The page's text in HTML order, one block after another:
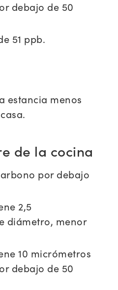
debajo de 50
51 ppb.
estancia menos
de la cocina
por debajo
2,5
diámetro, menor
10 micrómetros
debajo de 50